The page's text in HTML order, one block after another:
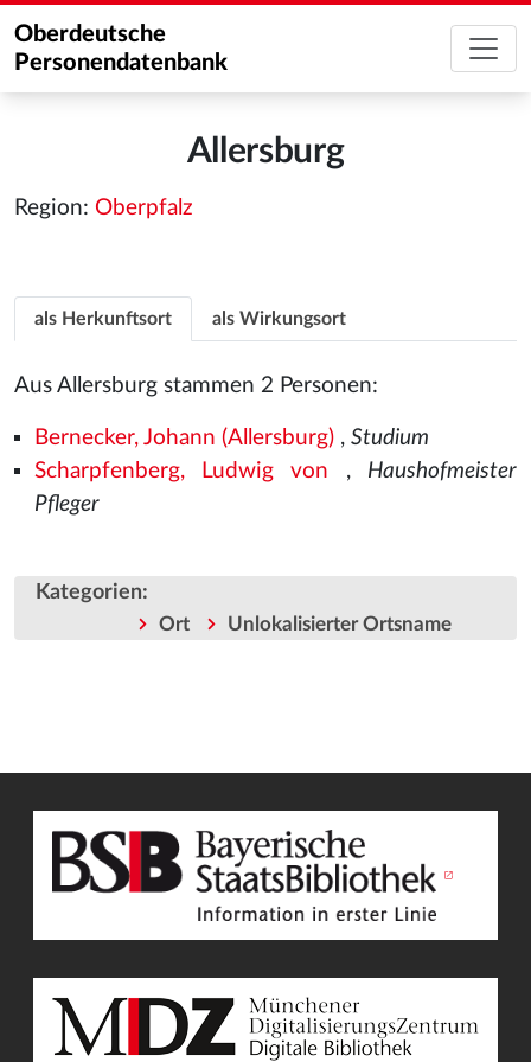
Oberdeutsche
Personendatenbank
Allersburg
Region: Oberpfalz
als Herkunftsort als Wirkungsort
Aus Allersburg stammen 2 Personen:
Bernecker, Johann (Allersburg), Studium
Scharpfenberg, Ludwig von , Haushofmeister
Pfleger
Kategorien:
Ort Unlokalisierter Ortsname